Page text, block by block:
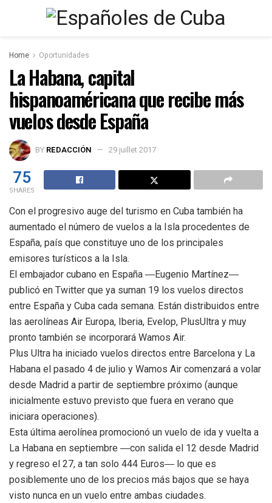
Home Oportunidades
La Habana, capital
hispanoaméricana que recibe más
vuelos desde España
BY REDACCIÓN 29 juillet 2017
75
SHARES
Con el progresivo auge del turismo en Cuba también ha
aumentado el número de vuelos a la Isla procedentes de
España, país que constituye uno de los principales
emisores turísticos a la Isla.
El embajador cubano en España ―Eugenio Martínez―
publicó en Twitter que ya suman 19 los vuelos directos
entre España y Cuba cada semana. Están distribuidos entre
las aerolíneas Air Europa, Iberia, Evelop, PlusUltra y muy
pronto también se incorporará Wamos Air.
Plus Ultra ha iniciado vuelos directos entre Barcelona y La
Habana el pasado 4 de julio y Wamos Air comenzará a volar
desde Madrid a partir de septiembre próximo (aunque
inicialmente estuvo previsto que fuera en verano que
iniciara operaciones).
Esta última aerolínea promocionó un vuelo de ida y vuelta a
La Habana en septiembre ―con salida el 12 desde Madrid
y regreso el 27, a tan solo 444 Euros― lo que es
posiblemente uno de los precios más bajos que se haya
visto nunca en un vuelo entre ambas ciudades.